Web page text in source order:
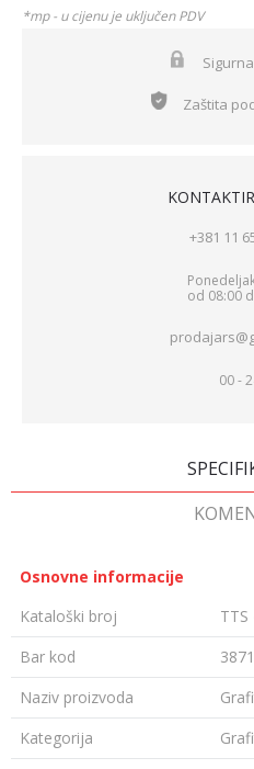
*mp - u cijenu je uključen PDV
Zaštita
+381 11
od 08:00
00 -
Osnovne informacije
Kataloški broj
TTS
Bar kod
Naziv proizvoda
Kategorija